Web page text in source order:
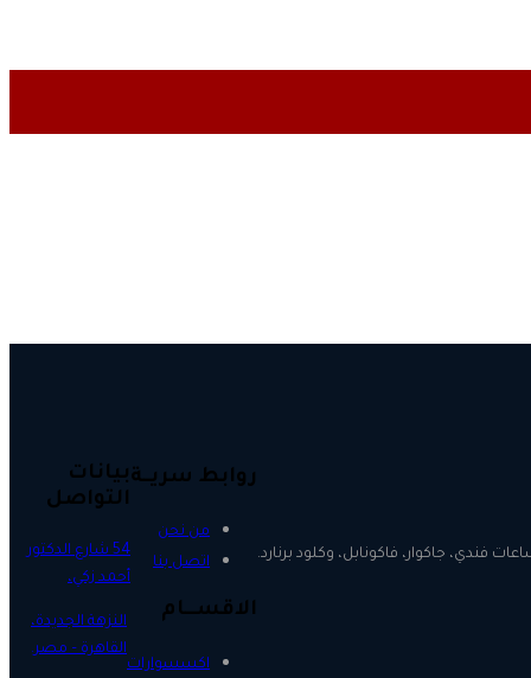
فندي، جاكوار، فاكونابل، وكلود برنارد.
روابط سريــة
من نحن
اتصل بنا
الاقســـام
اكسسوارات
بيانات
التواصل
54 شارع الدكتور
أحمد زكي،
النزهة الجديدة،
القاهرة – مصر.